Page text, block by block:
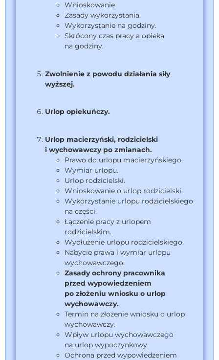
Wnioskowanie
Zasady wykorzystania.
Wykorzystanie na godziny.
Skrócony czas pracy a opieka
na godziny.
Zwolnienie z powodu działania siły
wyższej.
Urlop opiekuńczy.
Urlop macierzyński, rodzicielski
i wychowawczy po zmianach.
Prawo do urlopu macierzyńskiego.
Wymiar urlopu.
Urlop rodzicielski.
Wnioskowanie o urlop rodzicielski.
Wykorzystanie urlopu rodzicielskiego
na części.
Łączenie pracy z urlopem
rodzicielskim.
Wydłużenie urlopu rodzicielskiego.
Nabycie prawa i wymiar urlopu
wychowawczego.
Zasady ochrony pracownika
przed wypowiedzeniem
po złożeniu wniosku o urlop
wychowawczy.
Termin na złożenie wniosku o urlop
wychowawczy.
Wpływ urlopu wychowawczego
na urlop wypoczynkowy.
Ochrona przed wypowiedzeniem